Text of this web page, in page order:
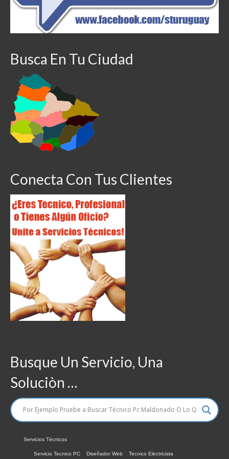
Busca En Tu Ciudad
Conecta Con Tus Clientes
Busque Un Servicio, Una
Soluciòn …
Servicios Técnicos
Servicio Tecnico PC Diseñador Web Tecnico Electricista